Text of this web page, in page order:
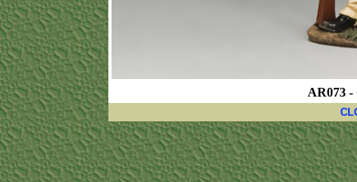
AR073